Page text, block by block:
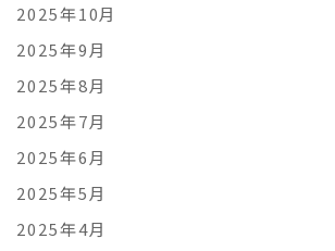
2025年10月
2025年9月
2025年8月
2025年7月
2025年6月
2025年5月
2025年4月